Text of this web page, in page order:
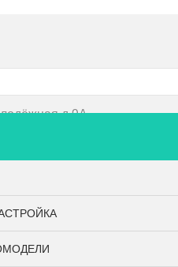
д.9А